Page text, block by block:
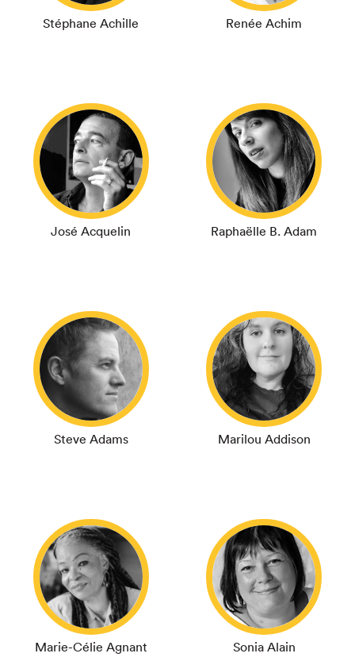
Stéphane Achille Renée Achim
José Acquelin Raphaëlle B. Adam
Steve Adams Marilou Addison
Marie-Célie Agnant Sonia Alain